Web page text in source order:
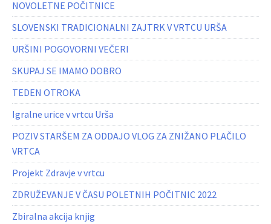
NOVOLETNE POČITNICE
SLOVENSKI TRADICIONALNI ZAJTRK V VRTCU URŠA
URŠINI POGOVORNI VEČERI
SKUPAJ SE IMAMO DOBRO
TEDEN OTROKA
Igralne urice v vrtcu Urša
POZIV STARŠEM ZA ODDAJO VLOG ZA ZNIŽANO PLAČILO
VRTCA
Projekt Zdravje v vrtcu
ZDRUŽEVANJE V ČASU POLETNIH POČITNIC 2022
Zbiralna akcija knjig